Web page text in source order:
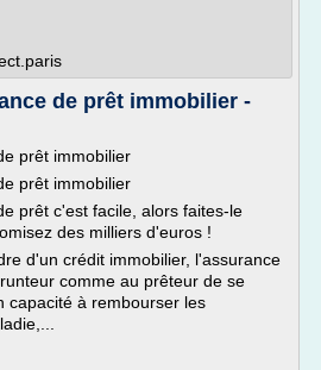
de prêt immobilier -
prêt immobilier
prêt immobilier
prêt c'est facile, alors faites-le
des milliers d'euros !
d'un crédit immobilier, l'assurance
comme au prêteur de se
capacité à rembourser les